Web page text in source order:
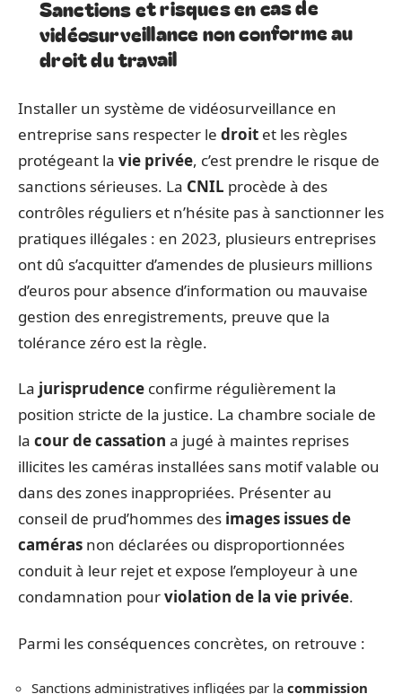
Sanctions et risques en cas de
vidéosurveillance non conforme au
droit du travail
Installer un système de vidéosurveillance en
entreprise sans respecter le droit et les règles
protégeant la vie privée, c’est prendre le risque de
sanctions sérieuses. La CNIL procède à des
contrôles réguliers et n’hésite pas à sanctionner les
pratiques illégales : en 2023, plusieurs entreprises
ont dû s’acquitter d’amendes de plusieurs millions
d’euros pour absence d’information ou mauvaise
gestion des enregistrements, preuve que la
tolérance zéro est la règle.
La jurisprudence confirme régulièrement la
position stricte de la justice. La chambre sociale de
la cour de cassation a jugé à maintes reprises
illicites les caméras installées sans motif valable ou
dans des zones inappropriées. Présenter au
conseil de prud’hommes des images issues de
caméras non déclarées ou disproportionnées
conduit à leur rejet et expose l’employeur à une
condamnation pourviolation de la vie privée.
Parmi les conséquences concrètes, on retrouve :
Sanctions administratives infligées par la commission